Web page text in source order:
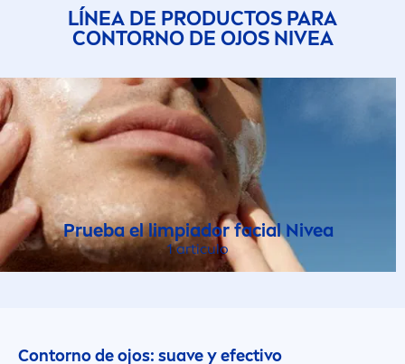
LÍNEA DE PRODUCTOS PARA
CONTORNO DE OJOS NIVEA
Prueba el limpiador facialNivea
1 articulo
Contorno de ojos: suave y efectivo